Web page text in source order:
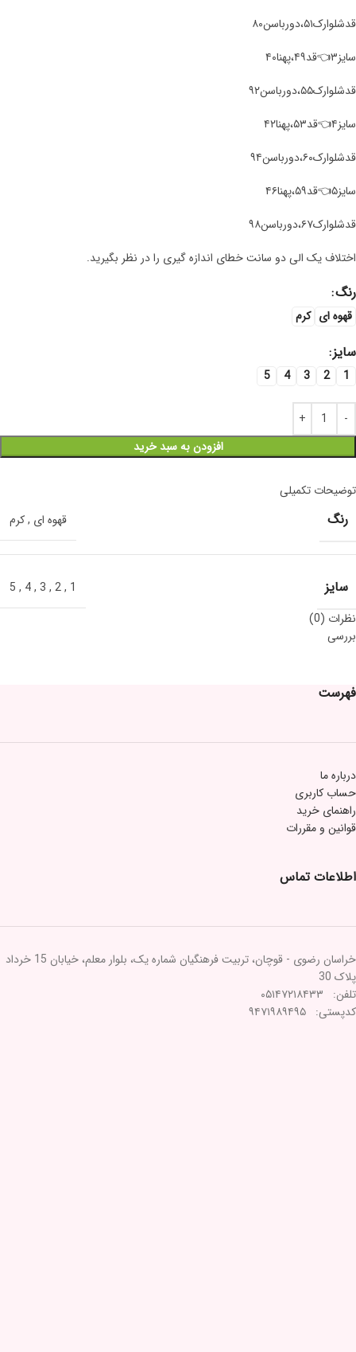
قد‌شلوارک۵۱،دورباسن۸۰
سایز۳👈قد۴۹،پهنا۴۰
قد‌شلوارک۵۵،دورباسن۹۲
سایز۴👈قد۵۳،پهنا۴۲
قد‌شلوارک۶۰،دورباسن۹۴
سایز۵👈قد۵۹،پهنا۴۶
قد‌شلوارک۶۷،دورباسن۹۸
اختلاف یک الی دو سانت خطای اندازه گیری را در نظر بگیرید.
رنگ
قهوه ای کرم
سایز
1
2
3
4
5
افزودن به سبد خرید
توضیحات تکمیلی
رنگ قهوه ای ,کرم
سایز 1
,
2
,
3
,
4
,
5
نظرات (0)
بررسی
فهرست
درباره ما
حساب کاربری
راهنمای خرید
قوانین و مقررات
اطلاعات تماس
خراسان رضوی - قوچان، تربیت فرهنگیان شماره یک، بلوار معلم، خیابان 15 خرداد
پلاک 30
تلفن: ۰۵۱۴۷۲۱۸۴۳۳
کدپستی: ۹۴۷۱۹۸۹۴۹۵